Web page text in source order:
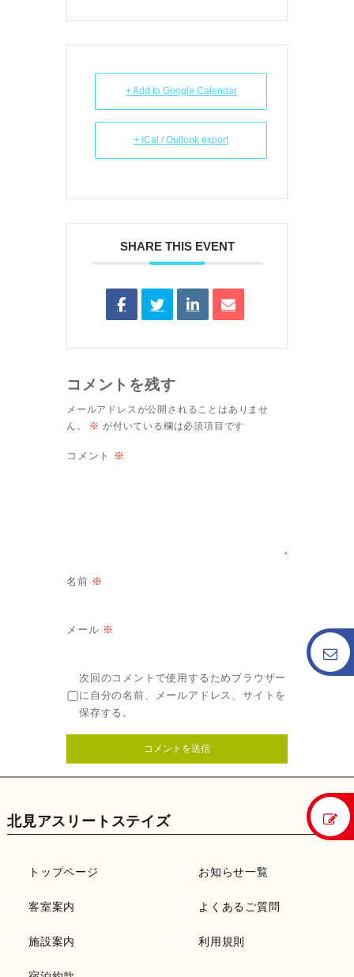
+ Add to Google Calendar
+ iCal / Outlook export
SHARE THIS EVENT
コメントを残す
メールアドレスが公開されることはありませ
ん。
※ が付いている欄は必須項目です
コメント ※
名前 ※
メール ※
次回のコメントで使用するためブラウザー
に自分の名前、メールアドレス、サイトを
保存する。
北見アスリートステイズ
トップページ お知らせ一覧
客室案内 よくあるご質問
施設案内 利用規則